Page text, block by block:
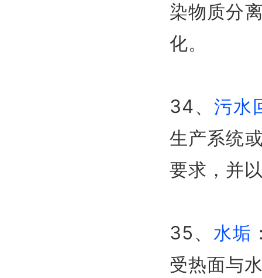
染物质分
化。
34、 污水
生产系统
要求，并
35、水垢
受热面与